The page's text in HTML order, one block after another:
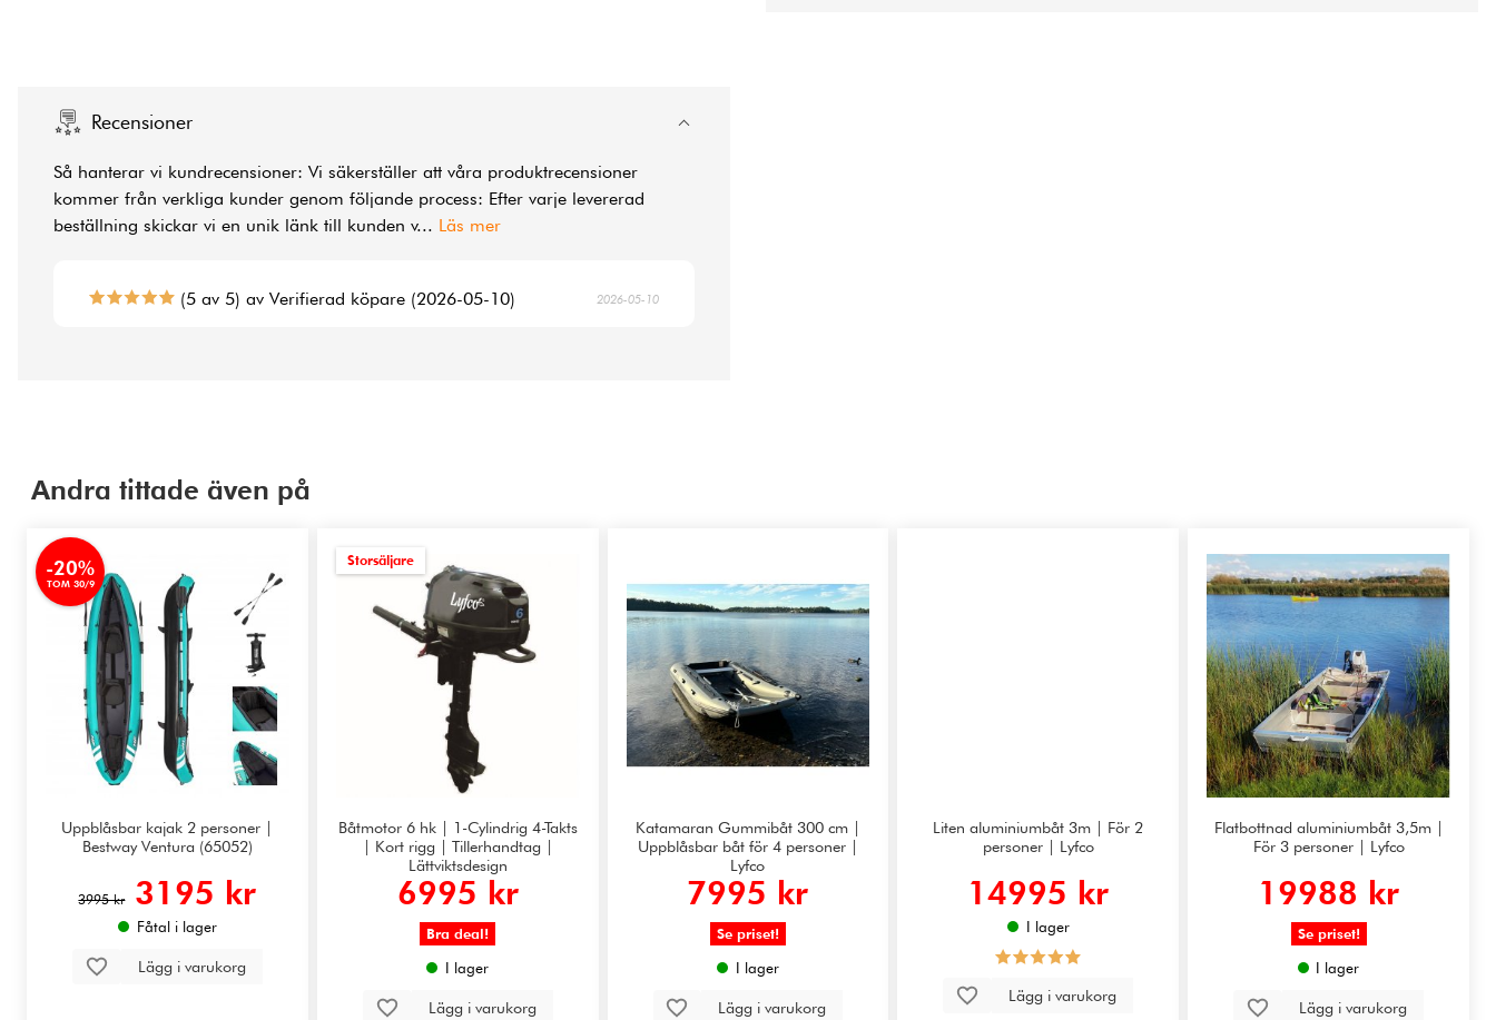
Recensioner
Så hanterar vi kundrecensioner: Vi säkerställer att våra produktrecensioner
kommer från verkliga kunder genom följande process: Efter varje levererad
beställning skickar vi en unik länk till kunden v... Läs mer
(5 av 5) av Verifierad köpare (2026-05-10) 2026-05-10
Andra tittade även på
-20%
TOM 30/9
Uppblåsbar kajak 2 personer |
Bestway Ventura (65052)
3995 kr 3195 kr
Fåtal i lager
Lägg i varukorg
Storsäljare
Båtmotor 6 hk | 1-Cylindrig 4-Takts
| Kort rigg | Tillerhandtag |
Lättviktsdesign
6995 kr
Bra deal!
I lager
Lägg i varukorg
Katamaran Gummibåt 300 cm |
Uppblåsbar båt för 4 personer |
Lyfco
7995 kr
Se priset!
I lager
Lägg i varukorg
Liten aluminiumbåt 3m | För 2
personer | Lyfco
14995 kr
I lager
Lägg i varukorg
Flatbottnad aluminiumbåt 3,5m |
För 3 personer | Lyfco
19988 kr
Se priset!
I lager
Lägg i varukorg